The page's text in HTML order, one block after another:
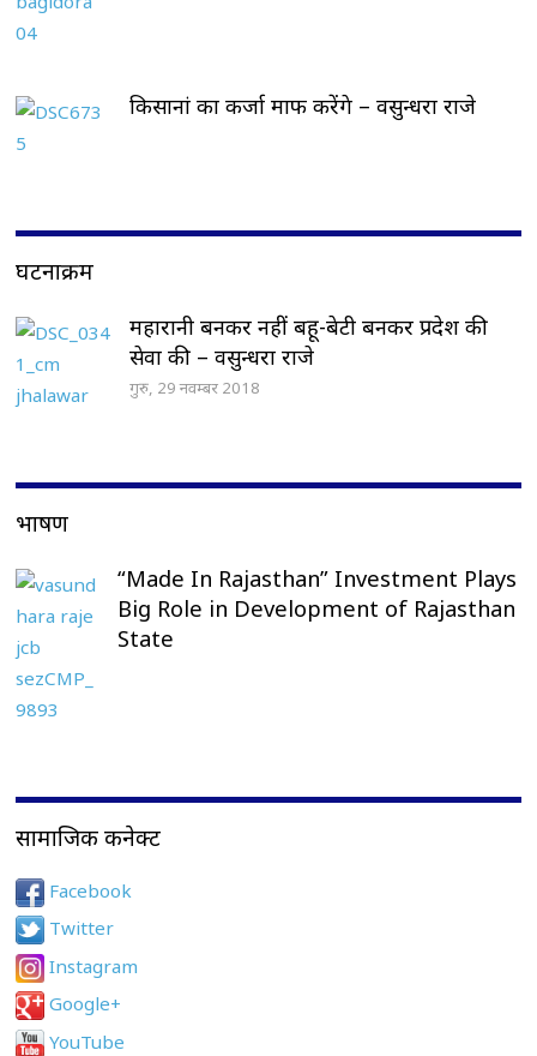
किसानां का कर्जा माफ करेंगे – वसुन्धरा राजे
घटनाक्रम
महारानी बनकर नहीं बहू-बेटी बनकर प्रदेश की
सेवा की – वसुन्धरा राजे
गुरु, 29 नवम्बर 2018
भाषण
“Made In Rajasthan” Investment Plays
Big Role in Development of Rajasthan
State
सामाजिक कनेक्ट
Facebook
Twitter
Instagram
Google+
YouTube